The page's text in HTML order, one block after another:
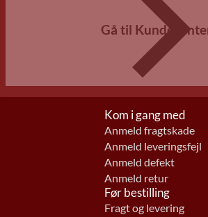
Gå til
Kom i gang med
Anmeld fragtskade
Anmeld leveringsfejl
Anmeld defekt
Anmeld retur
Før bestilling
Fragt og levering